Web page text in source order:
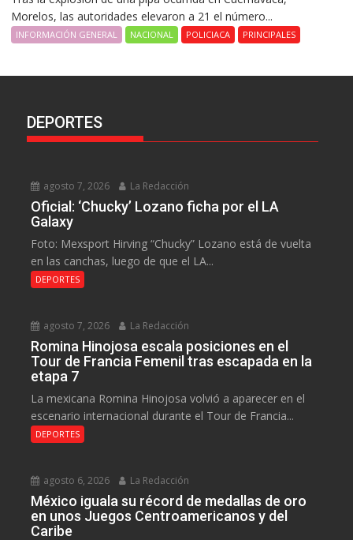
Morelos, las autoridades elevaron a 21 el número...
INFORMACIÓN GENERAL NACIONAL POLICIACA PRINCIPALES
DEPORTES
agosto 7, 2026 La Redacción
Oficial: ‘Chucky’ Lozano ficha por el LA
Galaxy
Foto: Mexsport Hirving “Chucky” Lozano está de vuelta
en las canchas, luego de que el LA...
DEPORTES
agosto 7, 2026 La Redacción
Romina Hinojosa escala posiciones en el
Tour de Francia Femenil tras escapada en la
etapa 7
La mexicana Romina Hinojosa volvió a aparecer en el
escenario internacional durante el Tour de Francia...
DEPORTES
agosto 6, 2026 La Redacción
México iguala su récord de medallas de oro
en unos Juegos Centroamericanos y del
Caribe